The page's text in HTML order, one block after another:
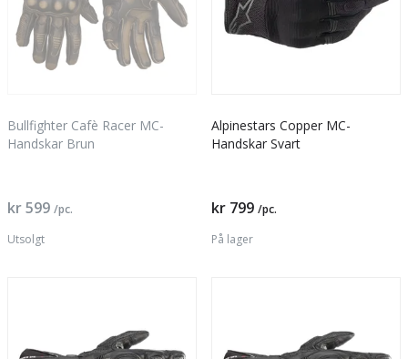
Bullfighter Cafè Racer MC-
Handskar Brun
kr 599 /pc.
Utsolgt
Alpinestars Copper MC-
Handskar Svart
kr 799 /pc.
På lager